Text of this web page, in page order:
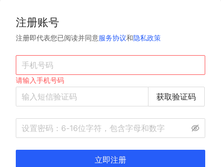
注册账号
注册即代表您已阅读并同意服务协议和隐私政策
请输入手机号码
获取验证码
立即注册